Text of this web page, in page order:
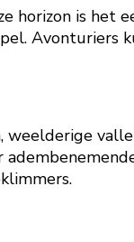
horizon is het
Avonturiers
weelderige